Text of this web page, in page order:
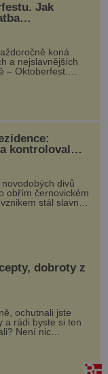
Jak
pivní
koná
a nejslavnějších
– Oktoberfest.
si vychutnávají
kontroloval
divů
obřím černovickém
stál slavný
Hlávka. Ten si
záležet. Jeho
při ...
dobroty z
ochutnali jste
a rádi byste si ten
Není nic
(10 porcí)
na dovolené v